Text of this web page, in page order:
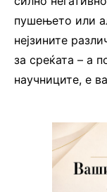
пушењето или
нејзините
за среќата – а
научниците, е